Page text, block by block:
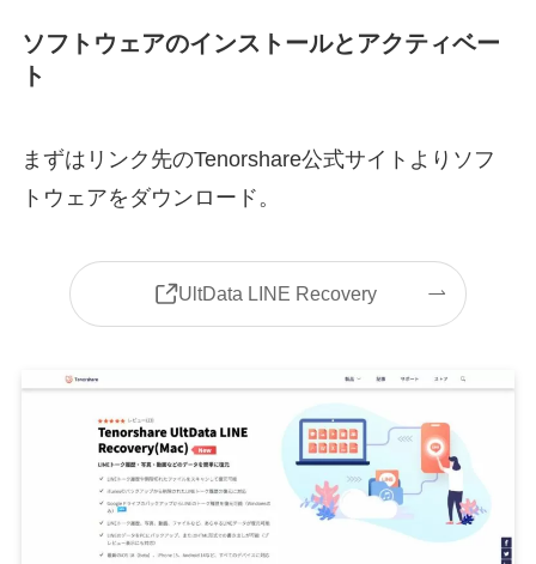
ソフトウェアのインストールとアクティベー
ト
まずはリンク先のTenorshare公式サイトよりソフ
トウェアをダウンロード。
UltData LINE Recovery